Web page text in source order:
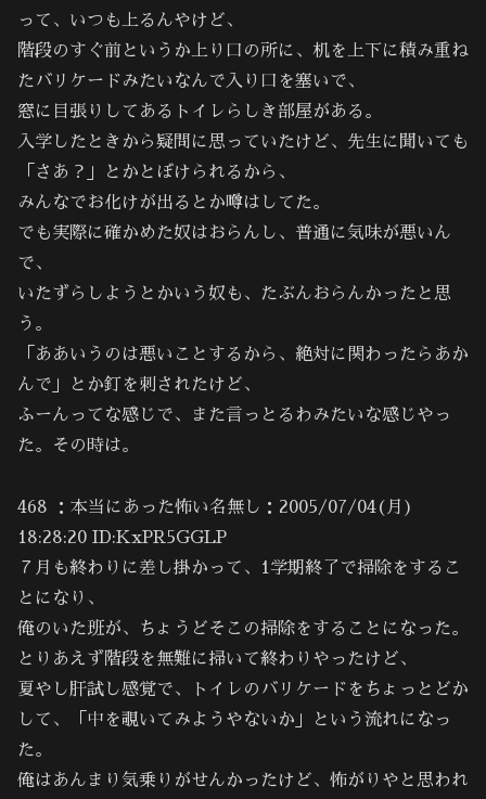
って、いつも上るんやけど、
階段のすぐ前というか上り口の所に、机を上下に積み重ね
たバリケードみたいなんで入り口を塞いで、
窓に目張りしてあるトイレらしき部屋がある。
入学したときから疑問に思っていたけど、先生に聞いても
「さあ？」とかとぼけられるから、
みんなでお化けが出るとか噂はしてた。
でも実際に確かめた奴はおらんし、普通に気味が悪いん
で、
いたずらしようとかいう奴も、たぶんおらんかったと思
う。
「ああいうのは悪いことするから、絶対に関わったらあか
んで」とか釘を刺されたけど、
ふーんってな感じで、また言っとるわみたいな感じやっ
た。その時は。
468 ：本当にあった怖い名無し：2005/07/04(月)
18:28:20 ID:KxPR5GGLP
７月も終わりに差し掛かって、1学期終了で掃除をするこ
とになり、
俺のいた班が、ちょうどそこの掃除をすることになった。
とりあえず階段を無難に掃いて終わりやったけど、
夏やし肝試し感覚で、トイレのバリケードをちょっとどか
して、「中を覗いてみようやないか」という流れになっ
た。
俺はあんまり気乗りがせんかったけど、怖がりやと思われ